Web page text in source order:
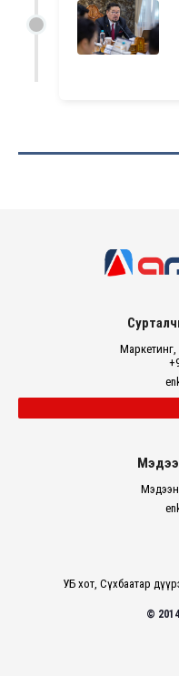
Маркетинг,
УБ хот, Сүхбаатар
©